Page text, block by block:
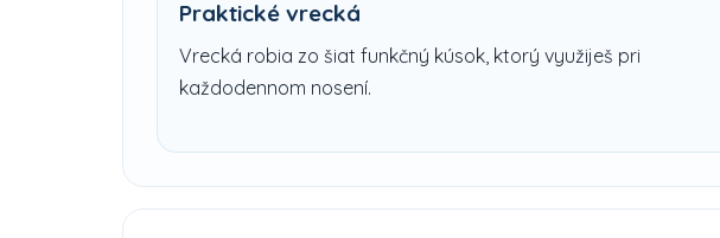
Praktické vrecká
Vrecká robia zo šiat funkčný kúsok, ktorý využiješ pri
každodennom nosení.